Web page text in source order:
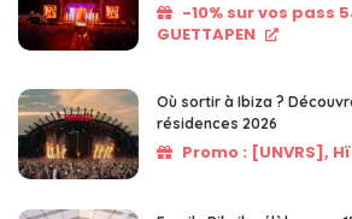
-10% sur vos pass
GUETTAPEN
Où sortir à Ibiza ?
résidences 2026
Promo : [UNVRS],